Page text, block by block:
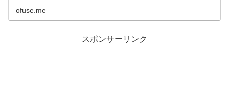
ofuse.me
スポンサーリンク